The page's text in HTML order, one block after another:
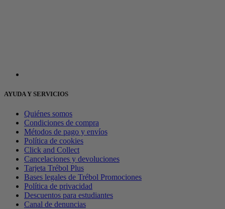
AYUDA Y SERVICIOS
Quiénes somos
Condiciones de compra
Métodos de pago y envíos
Política de cookies
Click and Collect
Cancelaciones y devoluciones
Tarjeta Trébol Plus
Bases legales de Trébol Promociones
Política de privacidad
Descuentos para estudiantes
Canal de denuncias